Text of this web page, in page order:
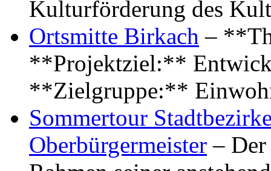
Kulturförderung des
Ortsmitte Birkach –
**Projektziel:**
**Zielgruppe:**
Sommertour
Oberbürgermeister –